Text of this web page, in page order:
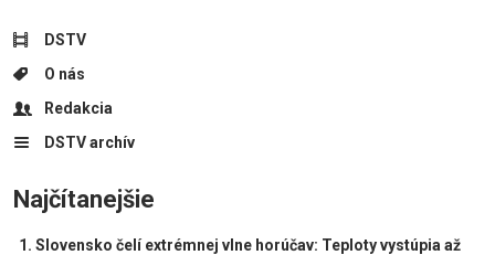
DSTV
O nás
Redakcia
DSTV archív
Najčítanejšie
Slovensko čelí extrémnej vlne horúčav: Teploty vystúpia až